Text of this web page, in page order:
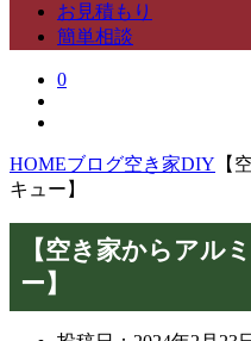
お見積もり
簡単相談
0
HOMEブログ空き家DIY 【
キュー】
【空き家からアル
ー】